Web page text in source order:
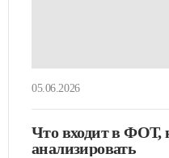
05.06.2026
Что входит в ФОТ,
анализировать